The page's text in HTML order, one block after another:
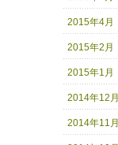
2015年4月
2015年2月
2015年1月
2014年12月
2014年11月